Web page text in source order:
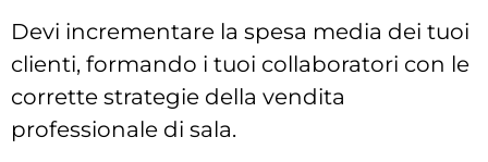
Devi incrementare la spesa media dei tuoi
clienti, formando i tuoi collaboratori con le
corrette strategie della vendita
professionale di sala.